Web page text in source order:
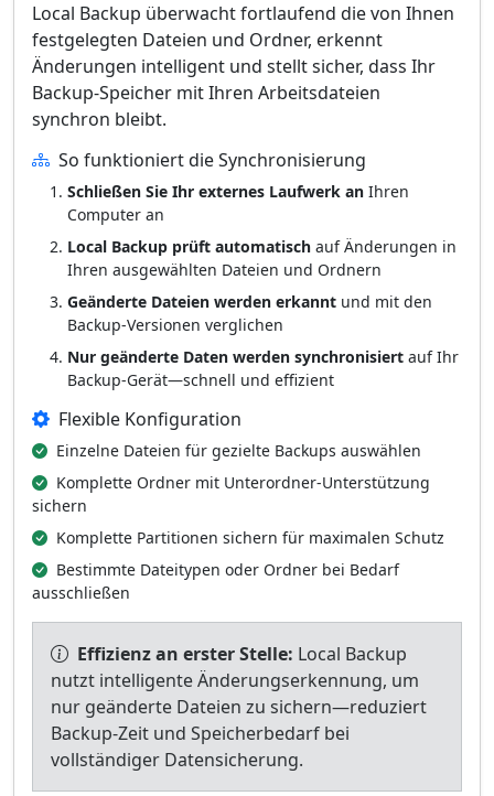
Local Backup überwacht fortlaufend die von Ihnen
festgelegten Dateien und Ordner, erkennt
Änderungen intelligent und stellt sicher, dass Ihr
Backup-Speicher mit Ihren Arbeitsdateien
synchron bleibt.
So funktioniert die Synchronisierung
Schließen Sie Ihr externes Laufwerk an Ihren
Computer an
Local Backup prüft automatisch auf Änderungen in
Ihren ausgewählten Dateien und Ordnern
Geänderte Dateien werden erkannt und mit den
Backup-Versionen verglichen
Nur geänderte Daten werden synchronisiert auf Ihr
Backup-Gerät—schnell und effizient
Flexible Konfiguration
Einzelne Dateien für gezielte Backups auswählen
Komplette Ordner mit Unterordner-Unterstützung
sichern
Komplette Partitionen sichern für maximalen Schutz
Bestimmte Dateitypen oder Ordner bei Bedarf
ausschließen
Effizienz an erster Stelle: Local Backup
nutzt intelligente Änderungserkennung, um
nur geänderte Dateien zu sichern—reduziert
Backup-Zeit und Speicherbedarf bei
vollständiger Datensicherung.